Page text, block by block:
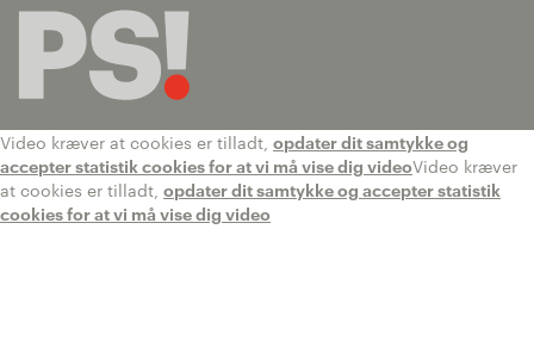
Video kræver at cookies er tilladt, opdater dit samtykke og
accepter statistik cookies for at vi må vise dig videoVideo kræver
at cookies er tilladt, opdater dit samtykke og accepter statistik
cookies for at vi må vise dig video